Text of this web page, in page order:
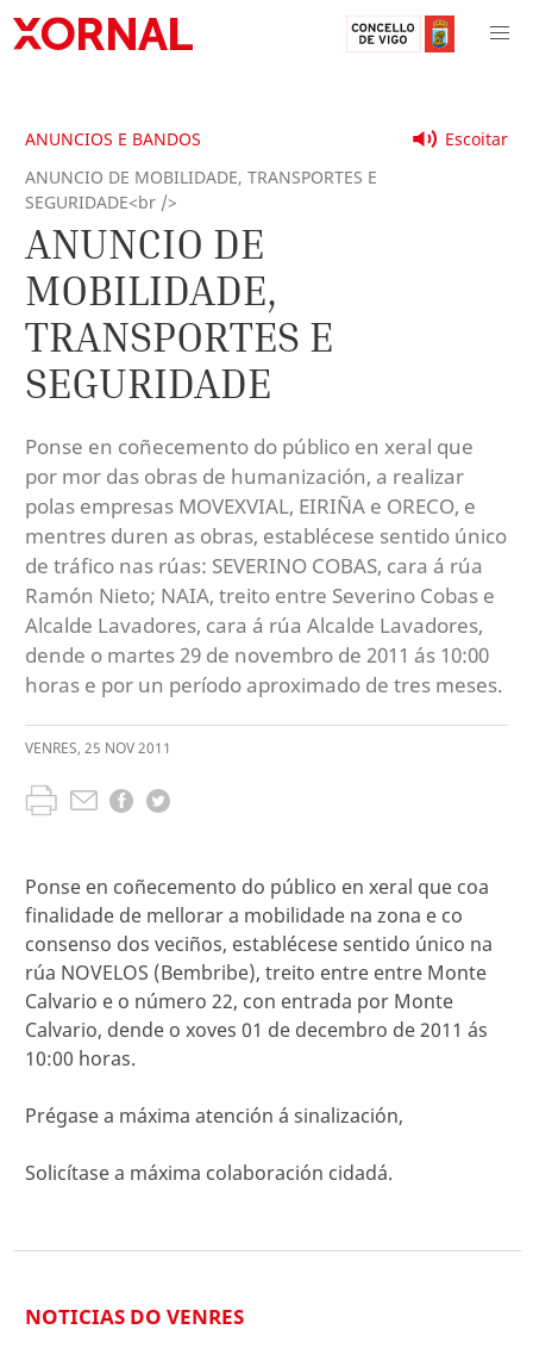
Escoitar
ANUNCIOS E BANDOS
ANUNCIO DE MOBILIDADE, TRANSPORTES E
SEGURIDADE<br />
ANUNCIO DE
MOBILIDADE,
TRANSPORTES E
SEGURIDADE
Ponse en coñecemento do público en xeral que
por mor das obras de humanización, a realizar
polas empresas MOVEXVIAL, EIRIÑA e ORECO, e
mentres duren as obras, establécese sentido único
de tráfico nas rúas: SEVERINO COBAS, cara á rúa
Ramón Nieto; NAIA, treito entre Severino Cobas e
Alcalde Lavadores, cara á rúa Alcalde Lavadores,
dende o martes 29 de novembro de 2011 ás 10:00
horas e por un período aproximado de tres meses.
VENRES, 25 NOV2011
Ponse en coñecemento do público en xeral que coa
finalidade de mellorar a mobilidade na zona e co
consenso dos veciños, establécese sentido único na
rúa NOVELOS (Bembribe), treito entre entre Monte
Calvario e o número 22, con entrada por Monte
Calvario, dende o xoves 01 de decembro de 2011 ás
10:00 horas.
Prégase a máxima atención á sinalización,
Solicítase a máxima colaboración cidadá.
NOTICIAS DO VENRES